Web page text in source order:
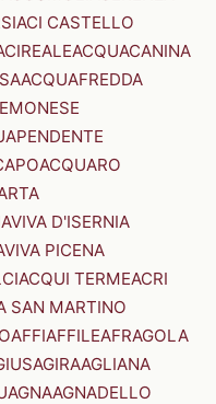
ACI CASTELLO
ACQUACANINA
ACQUAFREDDA
ACQUARO
D'ISERNIA
PICENA
ACQUI TERMEACRI
SAN MARTINO
AFFIAFFILEAFRAGOLA
AGIRAAGLIANA
AGNAAGNADELLO